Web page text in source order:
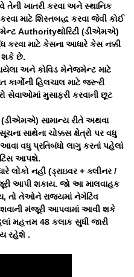
તેની ખાતરી કરવા અને સ્થાનિક
માટે શિસ્તબદ્ધ કરવા જેવી કોઈ
Authorityથોરિટી (ડીએમએ)
માટે કેસના આધારે કેસ નક્કી
શકે છે.
અને કોવિડ મેનેજમેન્ટ માટે
હિલચાલ માટે જરૂરી
સેવાઓમાં મુસાફરી કરવાની છૂટ
(ડીએમએ) સામાન્ય રીતે અથવા
સાથેના ચોક્કસ ક્ષેત્રો પર વધુ
વધુ પ્રતિબંધો લાગુ કરતાં પહેલાં
આપશે.
લોકો નહીં (ડ્રાઇવર + ક્લીનર /
આપી શકાય. જો આ માલવાહક
તો તેઓને રાજ્યમાં નેગેટિવ
મંજૂરી આપવામાં આવી શકે
મહત્તમ 48 કલાક સુધી જારી
રહેશે .